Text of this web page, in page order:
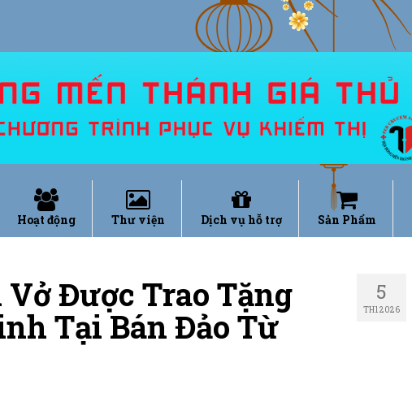
Hoạt động Thư viện Dịch vụ hỗ trợ Sản Phẩm
5
TH1 2026
Được Trao Tặng
Tại Bán Đảo Từ